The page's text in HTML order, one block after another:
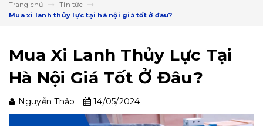
Trang chủ
Tin tức
Mua xi lanh thủy lực tại hà nội giá tốt ở đâu?
Mua Xi Lanh Thủy Lực Tại
Hà Nội Giá Tốt Ở Đâu?
Nguyễn Thảo 14/05/2024